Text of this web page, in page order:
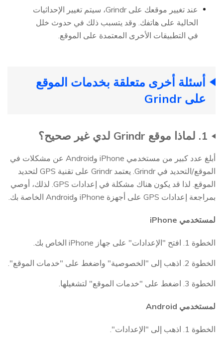
عند تغيير موقعك على Grindr، سيتم تغيير الإحداثيات
الحالية على هاتفك. وقد يتسبب ذلك في حدوث خلل
في التطبيقات الأخرى المعتمدة على الموقع.
أسئلة أخرى متعلقة بخدمات الموقع
على Grindr
1. لماذا موقع Grindr لدي غير صحيح؟
أبلغ عدد كبير من مستخدمي iPhone وAndroid عن مشكلات في
الموقع/التحديد في Grindr. يعتمد Grindr على تقنية GPS لتحديد
الموقع. لذا قد يكون هناك مشكلة في إعدادات GPS. لذلك، أوصي
بمراجعة إعدادات GPS على أجهزة iPhone وAndroid الخاصة بك.
لمستخدمي iPhone
الخطوة 1. افتح "الإعدادات" على جهاز iPhone الخاص بك.
الخطوة 2. اذهب إلى "الخصوصية" واضغط على "خدمات الموقع".
الخطوة 3. اضغط على "خدمات الموقع" لتشغيلها.
لمستخدمي Android
الخطوة 1. اذهب إلى "الإعدادات".